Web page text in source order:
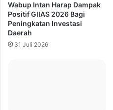
Wabup Intan Harap Dampak
Positif GIIAS 2026 Bagi
Peningkatan Investasi
Daerah
31 Juli 2026